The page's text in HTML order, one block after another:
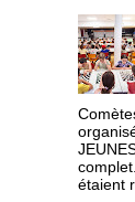
étaient